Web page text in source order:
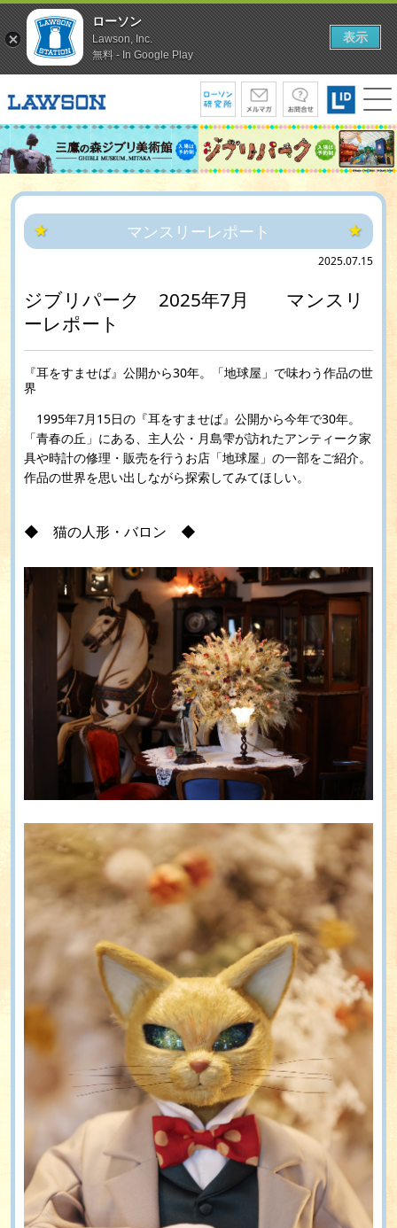
マンスリーレポート
2025.07.15
ジブリパーク 2025年7月 マンスリ
ーレポート
『耳をすませば』公開から30年。「地球屋」で味わう作品の世
界
1995年7月15日の『耳をすませば』公開から今年で30年。
「青春の丘」にある、主人公・月島雫が訪れたアンティーク家
具や時計の修理・販売を行うお店「地球屋」の一部をご紹介。
作品の世界を思い出しながら探索してみてほしい。
◆ 猫の人形・バロン ◆
ローソン
Lawson, Inc.
無料 - In Google Play
表示